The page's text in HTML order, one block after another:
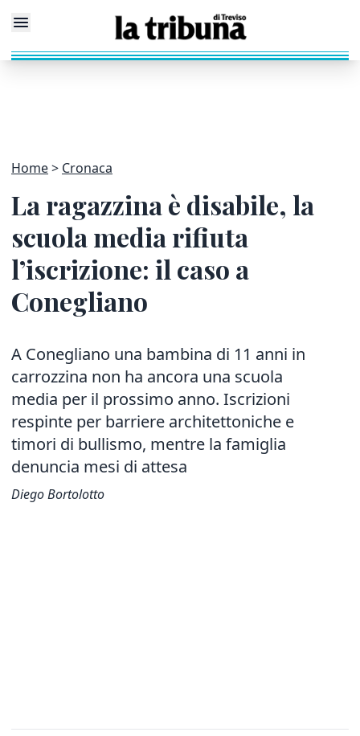
Home Cronaca
La ragazzina è disabile, la
scuola media rifiuta
l’iscrizione: il caso a
Conegliano
A Conegliano una bambina di 11 anni in
carrozzina non ha ancora una scuola
media per il prossimo anno. Iscrizioni
respinte per barriere architettoniche e
timori di bullismo, mentre la famiglia
denuncia mesi di attesa
Diego Bortolotto